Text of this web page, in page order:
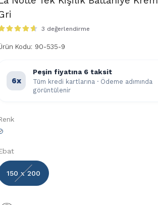
3 değerlendirme
Kodu: 90-535-9
6x
Peşin fiyatına 6 taksit
Tüm kredi kartlarına · Ödeme adımında
görüntülenir
150 x 200